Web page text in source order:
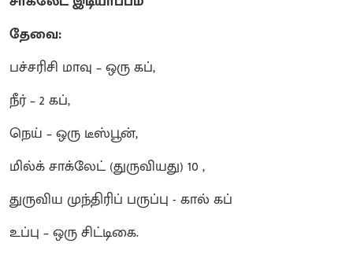
தேவை:
பச்சரிசி மாவு – ஒரு கப்,
நீர் – 2 கப்,
நெய் – ஒரு டீஸ்பூன்,
மில்க் சாக்லேட் (துருவியது) 10 ,
துருவிய முந்திரிப் பருப்பு - கால் கப்
உப்பு – ஒரு சிட்டிகை.